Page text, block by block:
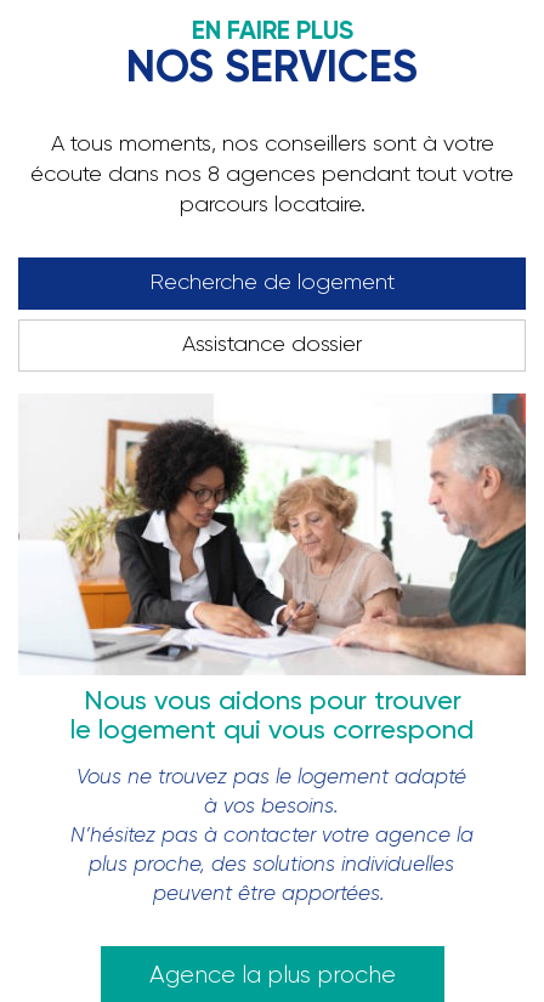
EN FAIRE PLUS
NOS SERVICES
A tous moments, nos conseillers sont à votre
écoute dans nos 8 agences pendant tout votre
parcours locataire.
Recherche de logement
Assistance dossier
Nous vous aidons pour trouver
le logement qui vous correspond
Vous ne trouvez pas le logement adapté
à vos besoins.
N’hésitez pas à contacter votre agence la
plus proche, des solutions individuelles
peuvent être apportées.
Agence la plus proche